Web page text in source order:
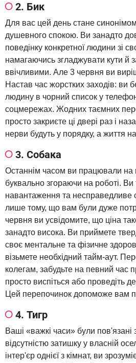
2. Бик
Для вас цей день стане
душевного спокою. Ви занадто
поведінку конкретної людини зі
намагаючись згладжувати кути й
ввічливими. Але 3 червня ви
Настав час жорстких заходів: ви
людину в чорний список у
соцмережах. Жодних таємних
просто закриєте ці двері раз і
нерви будуть у порядку, а життя
3. Собака
Останнім часом ви працювали на
буквально згораючи на роботі. Ви
навантаження та несправедливе
лише тому, що вам були дуже
червня ви усвідомите, що ціна
занадто висока. Ви приймете
своє ментальне та фізичне
візьмете необхідний тайм-аут.
колегам, забудьте на певний час
просто виспіться або проведіть
Цей перепочинок допоможе вам
4. Тигр
Ваші «важкі часи» були пов'язані
відсутністю затишку у власній
інтер'єр однієї з кімнат, ви